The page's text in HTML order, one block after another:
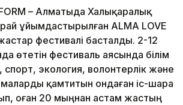
– Алматыда Халықаралық
ұйымдастырылған ALMA LOVE
фестивалі басталды. 2-12
өтетін фестиваль аясында білім
экология, волонтерлік және
қамтитын ондаған іс-шара
оған 20 мыңнан астам жастың